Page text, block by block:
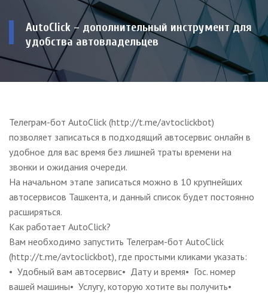
AutoClick – дополнительный инструмент для
удобства автовладельцев
Телеграм-бот AutoClick (http://t.me/avtoclickbot)
позволяет записаться в подходящий автосервис онлайн в
удобное для вас время без лишней траты времени на
звонки и ожидания очереди.
На начальном этапе записаться можно в 10 крупнейших
автосервисов Ташкента, и данный список будет постоянно
расширяться.
Как работает AutoClick?
Вам необходимо запустить Телеграм-бот AutoClick
(http://t.me/avtoclickbot), где простыми кликами указать:
• Удобный вам автосервис• Дату и время• Гос. номер
вашей машины• Услугу, которую хотите вы получить•